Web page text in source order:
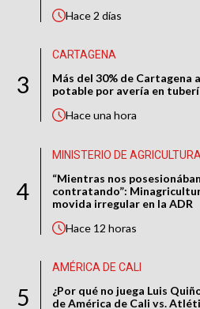
Hace2 días
3
CARTAGENA
Más del 30% de Cartagena
potable por avería en
Haceuna hora
4
MINISTERIO DE
“Mientras nos
contratando”:
movida irregular en la ADR
Hace 12 horas
5
AMÉRICA DE CALI
¿Por qué no juega Luis
de América de Cali vs.